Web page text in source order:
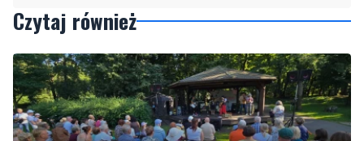
Czytaj również